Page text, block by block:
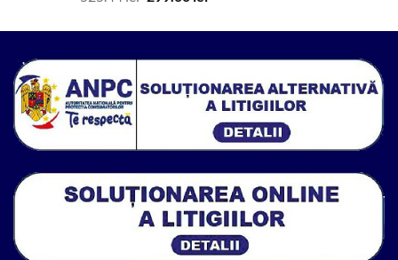
a
este: